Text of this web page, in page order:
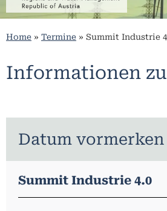
Home » Termine » Summit Industrie
Informationen
Datum vormerken
Summit Industrie 4.0